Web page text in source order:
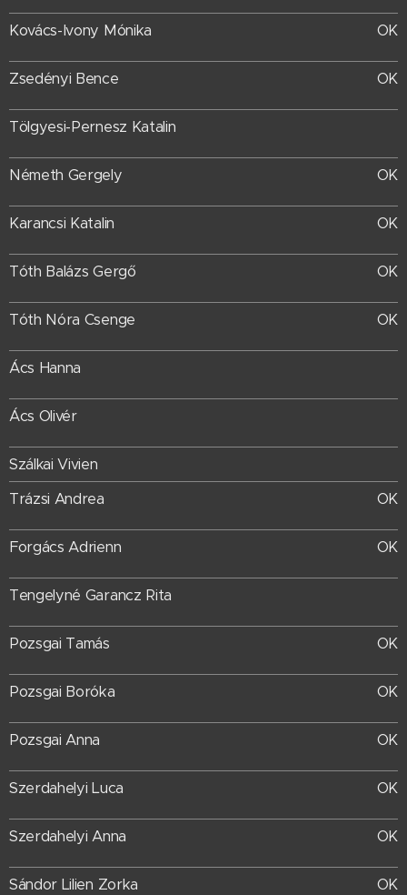
Kovács-Ivony Mónika OK
Zsedényi Bence OK
Tölgyesi-Pernesz Katalin
Németh Gergely OK
Karancsi Katalin OK
Tóth Balázs Gergő OK
Tóth Nóra Csenge OK
Ács Hanna
Ács Olivér
Szálkai Vivien
Trázsi Andrea OK
Forgács Adrienn OK
Tengelyné Garancz Rita
Pozsgai Tamás OK
Pozsgai Boróka OK
Pozsgai Anna OK
Szerdahelyi Luca OK
Szerdahelyi Anna OK
Sándor Lilien Zorka OK